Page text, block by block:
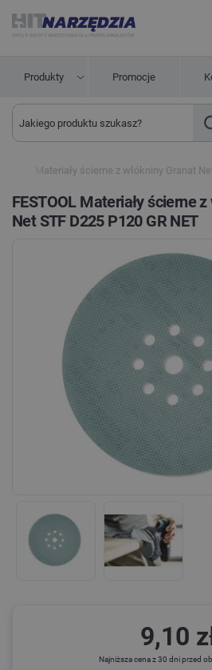
Produkty Promocje
Materiały ścierne z włókniny Granat
FESTOOL Materiały ścierne
Net STF D225 P120 GR NET
9,10
Najniższa cena z 30 dni przed